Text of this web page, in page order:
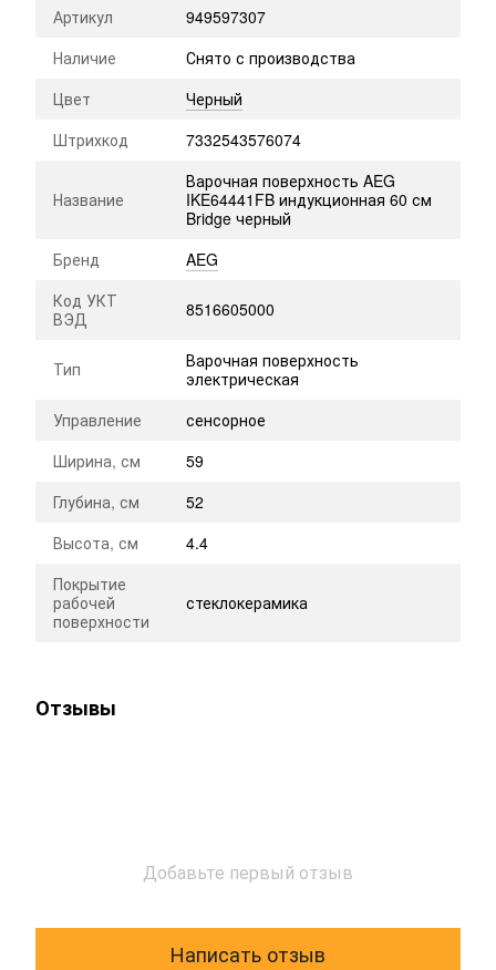
Артикул
949597307
Наличие
Снято с производства
Цвет
Черный
Штрихкод
7332543576074
Название
Варочная поверхность AEG
IKE64441FB индукционная 60 см
Bridge черный
Бренд
AEG
Код УКТ
ВЭД
8516605000
Тип
Варочная поверхность
электрическая
Управление
сенсорное
Ширина, см
59
Глубина, см
52
Высота, см
4.4
Покрытие
рабочей
поверхности
стеклокерамика
Отзывы
Добавьте первый отзыв
Написать отзыв